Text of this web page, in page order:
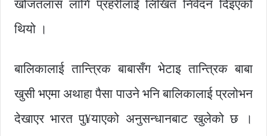
खोजतलास लागि प्रहरीलाई लिखित निवेदन दिइएको
थियो ।
बालिकालाई तान्त्रिक बाबासँग भेटाइ तान्त्रिक बाबा
खुसी भएमा अथाहा पैसा पाउने भनि बालिकालाई प्रलोभन
देखाएर भारत पु¥याएको अनुसन्धानबाट खुलेको छ ।